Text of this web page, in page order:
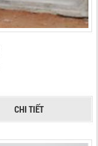
CHI TIẾT